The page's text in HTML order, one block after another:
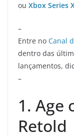
ou Xbox Series
–
Entre no Canal
dentro das
lançamentos,
–
1. Age
Retold